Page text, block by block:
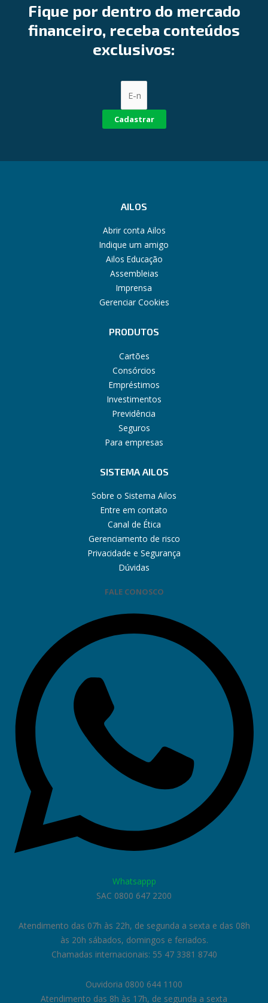
Fique por dentro do mercado
financeiro, receba conteúdos
exclusivos:
Cadastrar
AILOS
Abrir conta Ailos
Indique um amigo
Ailos Educação
Assembleias
Imprensa
Gerenciar Cookies
PRODUTOS
Cartões
Consórcios
Empréstimos
Investimentos
Previdência
Seguros
Para empresas
SISTEMA AILOS
Sobre o Sistema Ailos
Entre em contato
Canal de Ética
Gerenciamento de risco
Privacidade e Segurança
Dúvidas
FALE CONOSCO
Whatsappp
SAC 0800 647 2200
Atendimento das 07h às 22h, de segunda a sexta e das 08h
às 20h sábados, domingos e feriados.
Chamadas internacionais: 55 47 3381 8740
Ouvidoria 0800 644 1100
Atendimento das 8h às 17h, de segunda a sexta